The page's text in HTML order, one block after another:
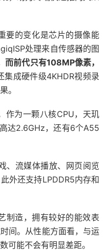
要的变化是芯片的摄像能
处理来自传感器的图
前代只有108MP像素，
集成硬件级4KHDR视频录
。
作为一颗八核CPU，天玑
达2.6GHz，还有6个A55
、流媒体播放、网页阅览
外还支持LPDDR5内存和
制造，拥有较好的能效表
间。从性能方面看，与运
可能不会有明显差距。